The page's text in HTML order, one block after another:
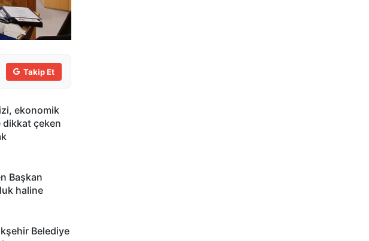
Takip Et
ekonomik
dikkat çeken
Başkan
haline
Belediye